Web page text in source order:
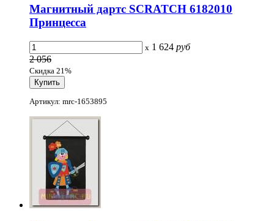
Магнитный дартс SCRATCH 6182010
Принцесса
x 1 624 руб
2 056
Скидка 21%
Артикул: mrc-1653895